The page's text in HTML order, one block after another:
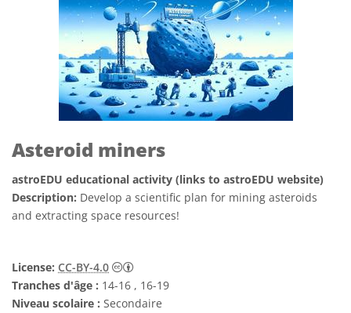
Asteroid miners
astroEDU educational activity (links to astroEDU website)
Description: Develop a scientific plan for mining asteroids
and extracting space resources!
License: CC-BY-4.0
Creative Commons (CC) Attribution 4.0
Tranches d'âge : 14-16 , 16-19
Niveau scolaire : Secondaire